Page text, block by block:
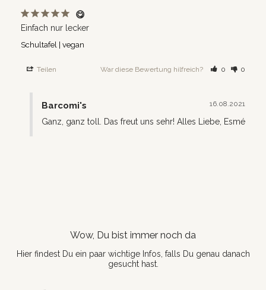
😋
Einfach nur lecker
Schultafel | vegan
Teilen War diese Bewertung hilfreich? 0 0
16.08.2021
Barcomi's
Ganz, ganz toll. Das freut uns sehr! Alles Liebe, Esmé
Wow, Du bist immer noch da
Hier findest Du ein paar wichtige Infos, falls Du genau danach
gesucht hast.